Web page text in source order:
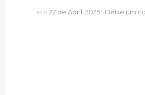
em 22 de Abril, 2025 Deixe um